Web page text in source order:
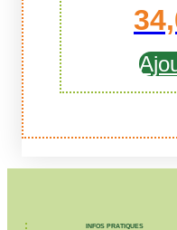
INFOS PRATIQUES